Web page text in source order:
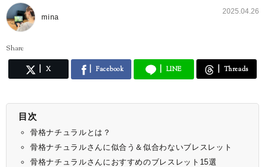
mina
2025.04.26
Share
X Facebook LINE Threads
目次
骨格ナチュラルとは？
骨格ナチュラルさんに似合う＆似合わないブレスレット
骨格ナチュラルさんにおすすめのブレスレット15選